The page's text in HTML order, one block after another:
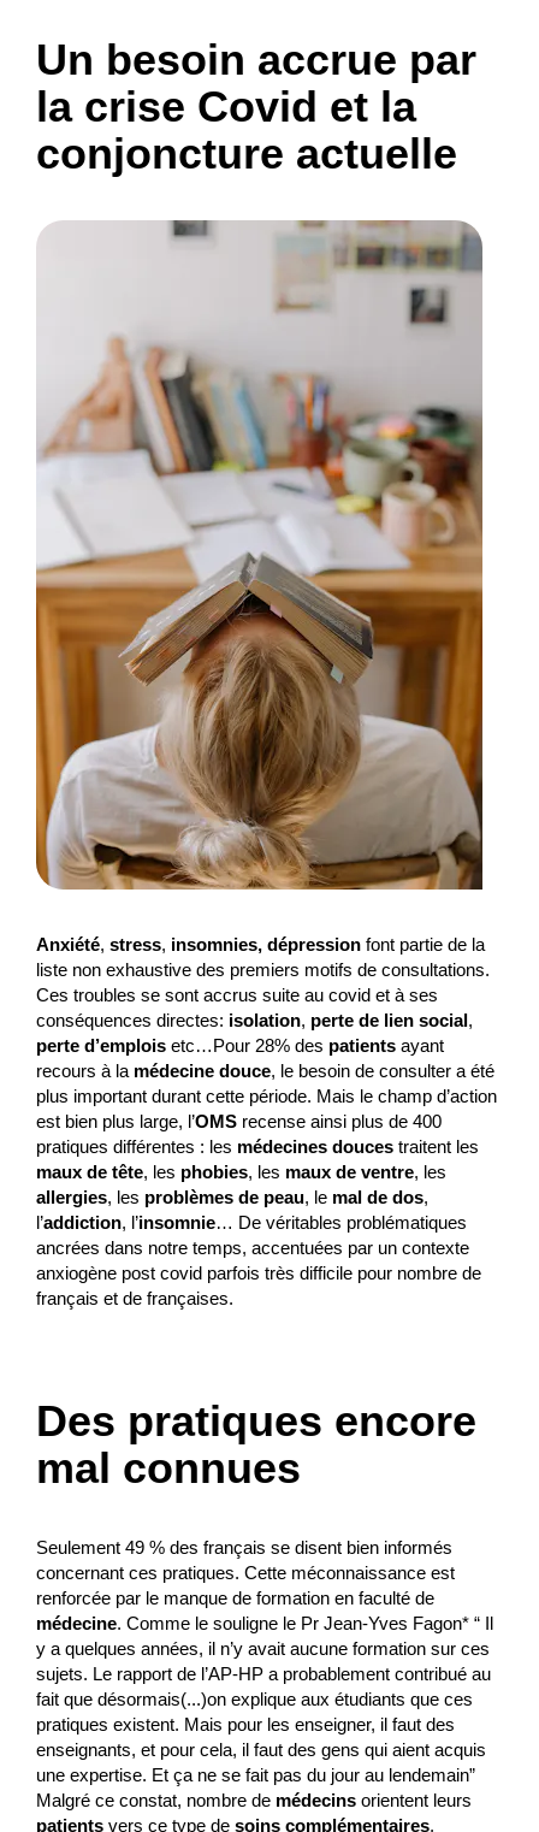
Un besoin accrue par
la crise Covid et la
conjoncture actuelle
Anxiété, stress, insomnies, dépressionfont partie de la
liste non exhaustive des premiers motifs de consultations.
Ces troubles se sont accrus suite au covid et à ses
conséquences directes: isolation, perte de lien social,
perte d’emploisetc…Pour 28% des patientsayant
recours à la médecine douce, le besoin de consulter a été
plus important durant cette période. Mais le champ d’action
est bien plus large, l’OMSrecense ainsi plus de 400
pratiques différentes : les médecines doucestraitent les
maux de tête, les phobies, les maux de ventre, les
allergies, les problèmes de peau, le mal de dos,
l’addiction, l’insomnie… De véritables problématiques
ancrées dans notre temps, accentuées par un contexte
anxiogène post covid parfois très difficile pour nombre de
français et de françaises.
Des pratiques encore
mal connues
Seulement 49 % des français se disent bien informés
concernant ces pratiques. Cette méconnaissance est
renforcée par le manque de formation en faculté de
médecine. Comme le souligne le Pr Jean-Yves Fagon* “ Il
y a quelques années, il n’y avait aucune formation sur ces
sujets. Le rapport de l’AP-HP a probablement contribué au
fait que désormais(...)on explique aux étudiants que ces
pratiques existent. Mais pour les enseigner, il faut des
enseignants, et pour cela, il faut des gens qui aient acquis
une expertise. Et ça ne se fait pas du jour au lendemain”
Malgré ce constat, nombre de médecinsorientent leurs
patientsvers ce type de soins complémentaires,